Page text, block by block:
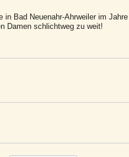
in Bad Neuenahr-Ahrweiler im
Damen schlichtweg zu weit!